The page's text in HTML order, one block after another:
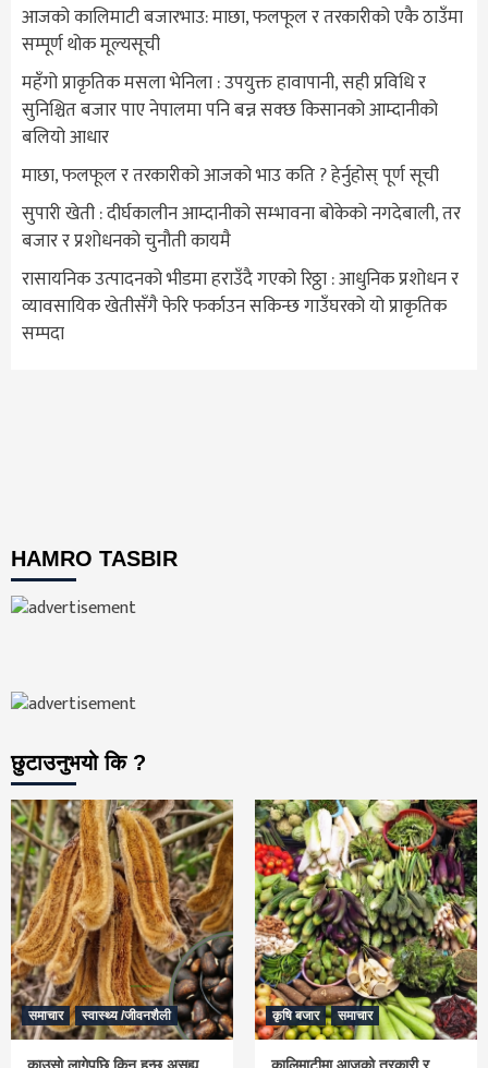
आजको कालिमाटी बजारभाउ: माछा, फलफूल र तरकारीको एकै ठाउँमा
सम्पूर्ण थोक मूल्यसूची
महँगो प्राकृतिक मसला भेनिला : उपयुक्त हावापानी, सही प्रविधि र
सुनिश्चित बजार पाए नेपालमा पनि बन्न सक्छ किसानको आम्दानीको
बलियो आधार
माछा, फलफूल र तरकारीको आजको भाउ कति ? हेर्नुहोस् पूर्ण सूची
सुपारी खेती : दीर्घकालीन आम्दानीको सम्भावना बोकेको नगदेबाली, तर
बजार र प्रशोधनको चुनौती कायमै
रासायनिक उत्पादनको भीडमा हराउँदै गएको रिठ्ठा : आधुनिक प्रशोधन र
व्यावसायिक खेतीसँगै फेरि फर्काउन सकिन्छ गाउँघरको यो प्राकृतिक
सम्पदा
HAMRO TASBIR
छुटाउनुभयो कि ?
समाचार स्वास्थ्य /जीवनशैली कृषि बजार समाचार